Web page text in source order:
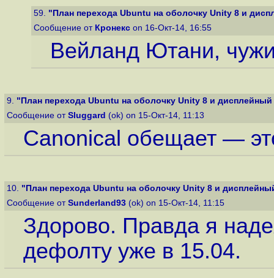
59. "План перехода Ubuntu на оболочку Unity 8 и
Сообщение от Кронекс on 16-Окт-14, 16:55
Вейланд Ютани,
9. "План перехода Ubuntu на оболочку Unity 8 и
Сообщение от Sluggard (ok) on 15-Окт-14, 11:13
Canonical обещает —
10. "План перехода Ubuntu на оболочку Unity 8 и
Сообщение от Sunderland93 (ok) on 15-Окт-14, 11:15
Здорово. Правда я
дефолту уже в 15.04.